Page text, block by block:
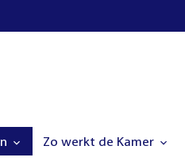
Zo werkt de Kamer